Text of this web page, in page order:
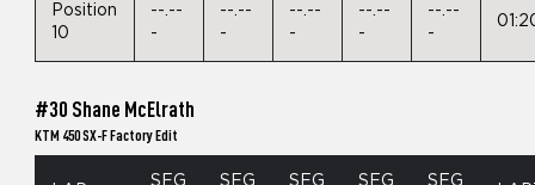
Position
10
--.--
-
--.--
-
--.--
-
--.--
-
--.--
-
#30 Shane McElrath
KTM 450 SX-F Factory Edit